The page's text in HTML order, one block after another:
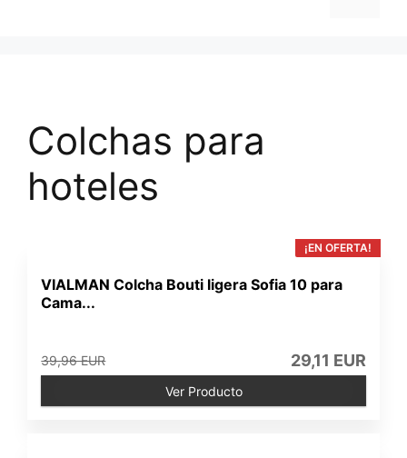
Colchas para
hoteles
¡EN OFERTA!
VIALMAN Colcha Bouti ligera Sofia 10 para
Cama...
39,96 EUR 29,11 EUR
Ver Producto